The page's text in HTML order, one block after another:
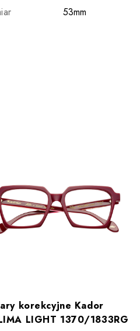
53mm
korekcyjne Kador
LIGHT 1370/1833RG